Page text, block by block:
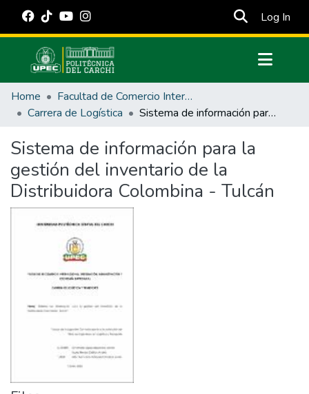
Log In
Communities & Collections
All of DSpace
Estadísticas Externas
Manuales
Home
Facultad de Comercio Internacional, Integración, Administración y Economía Empresarial
Carrera de Logística
Sistema de información para la gestión del inventario de la Distribuidora Colombina - Tulcán
Sistema de información para la
gestión del inventario de la
Distribuidora Colombina - Tulcán